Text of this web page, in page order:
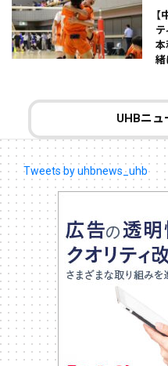
テ
本
緒
UHBニュ
Tweets by uhbnews_uhb